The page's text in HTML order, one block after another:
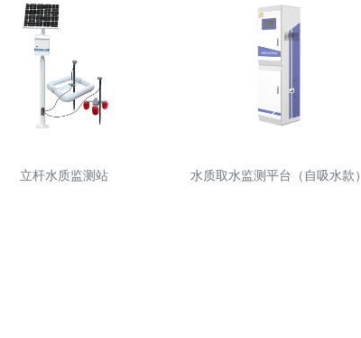
立杆水质监测站 水质取水监测平台（自吸水款）